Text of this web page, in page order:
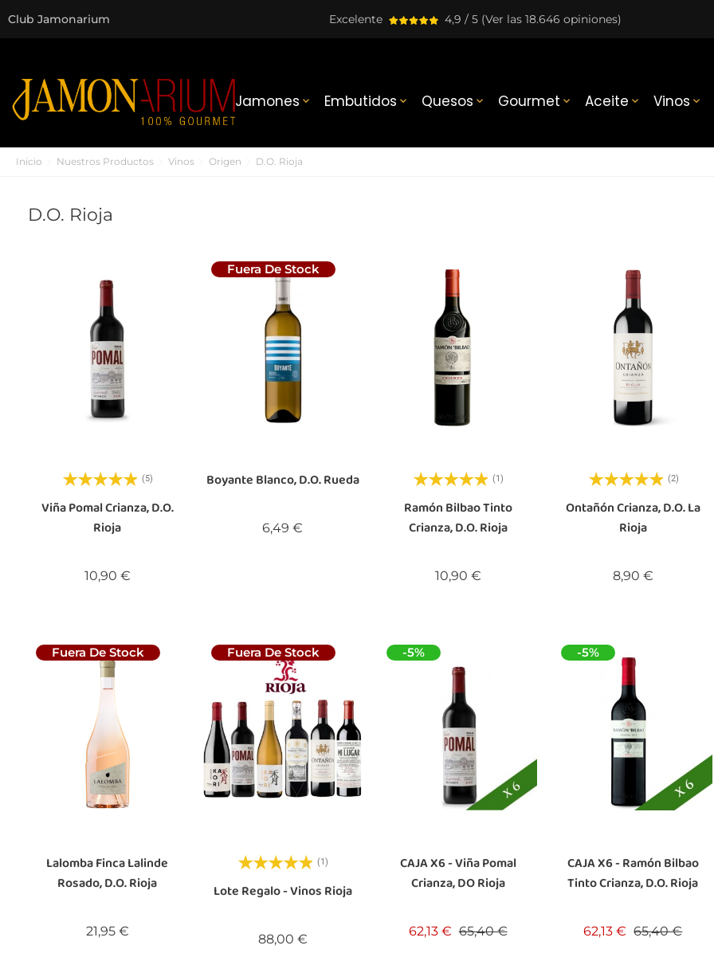
Club Jamonarium Excelente 4,9 / 5 (Ver las 18.646 opiniones)
Jamones  Embutidos  Quesos  Gourmet  Aceite  Vinos 
Inicio Nuestros Productos Vinos Origen D.O. Rioja
D.O. Rioja
(5)
Viña Pomal Crianza, D.O.
Rioja
10,90 €Precio
Fuera De Stock
Boyante Blanco, D.O. Rueda
6,49 €
(1)
Ramón Bilbao Tinto
Crianza, D.O. Rioja
10,90 €Precio
(2)
Ontañón Crianza, D.O. La
Rioja
8,90 €Precio
Fuera De Stock
Lalomba Finca Lalinde
Rosado, D.O. Rioja
21,95 €Precio
Fuera De Stock
(1)
Lote Regalo - Vinos Rioja
88,00 €Precio
-5%
CAJA X6 - Viña Pomal
Crianza, DO Rioja
62,13 € Precio base
65,40 €Precio
-5%
CAJA X6 - Ramón Bilbao
Tinto Crianza, D.O. Rioja
62,13 € Precio base
65,40 €Precio